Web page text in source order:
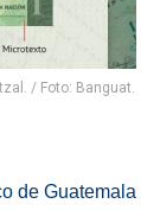
/ Foto: Banguat.
de Guatemala